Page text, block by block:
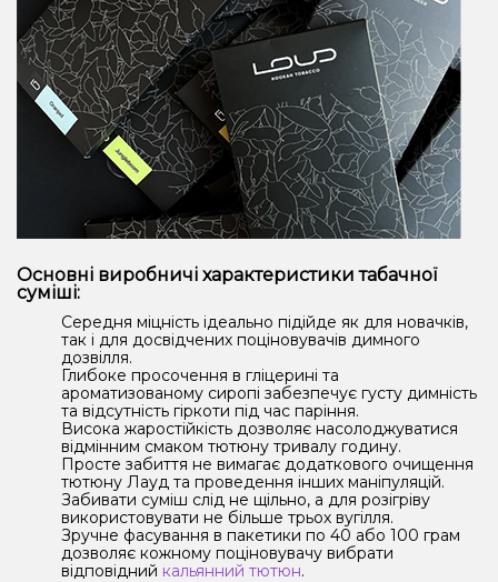
Основні виробничі характеристики табачної
суміші:
Середня міцність ідеально підійде як для новачків,
так і для досвідчених поціновувачів димного
дозвілля.
Глибоке просочення в гліцерині та
ароматизованому сиропі забезпечує густу димність
та відсутність гіркоти під час паріння.
Висока жаростійкість дозволяє насолоджуватися
відмінним смаком тютюну тривалу годину.
Просте забиття не вимагає додаткового очищення
тютюну Лауд та проведення інших маніпуляцій.
Забивати суміш слід не щільно, а для розігріву
використовувати не більше трьох вугілля.
Зручне фасування в пакетики по 40 або 100 грам
дозволяє кожному поціновувачу вибрати
відповідний кальянний тютюн.